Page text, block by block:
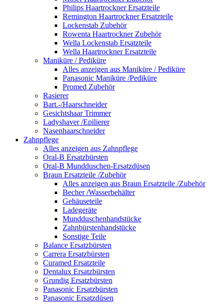
Philips Haartrockner Ersatzteile
Remington Haartrockner Ersatzteile
Lockenstab Zubehör
Rowenta Haartrockner Zubehör
Wella Lockenstab Ersatzteile
Wella Haartrockner Ersatzteile
Maniküre / Pediküre
Alles anzeigen aus Maniküre / Pediküre
Panasonic Maniküre /Pediküre
Promed Zubehör
Rasierer
Bart.-/Haarschneider
Gesichtshaar Trimmer
Ladyshaver /Epilierer
Nasenhaarschneider
Zahnpflege
Alles anzeigen aus Zahnpflege
Oral-B Ersatzbürsten
Oral-B Mundduschen-Ersatzdüsen
Braun Ersatzteile /Zubehör
Alles anzeigen aus Braun Ersatzteile /Zubehör
Becher /Wasserbehälter
Gehäuseteile
Ladegeräte
Mundduschenhandstücke
Zahnbürstenhandstücke
Sonstige Teile
Balance Ersatzbürsten
Carrera Ersatzbürsten
Curamed Ersatzteile
Dentalux Ersatzbürsten
Grundig Ersatzbürsten
Panasonic Ersatzbürsten
Panasonic Ersatzdüsen